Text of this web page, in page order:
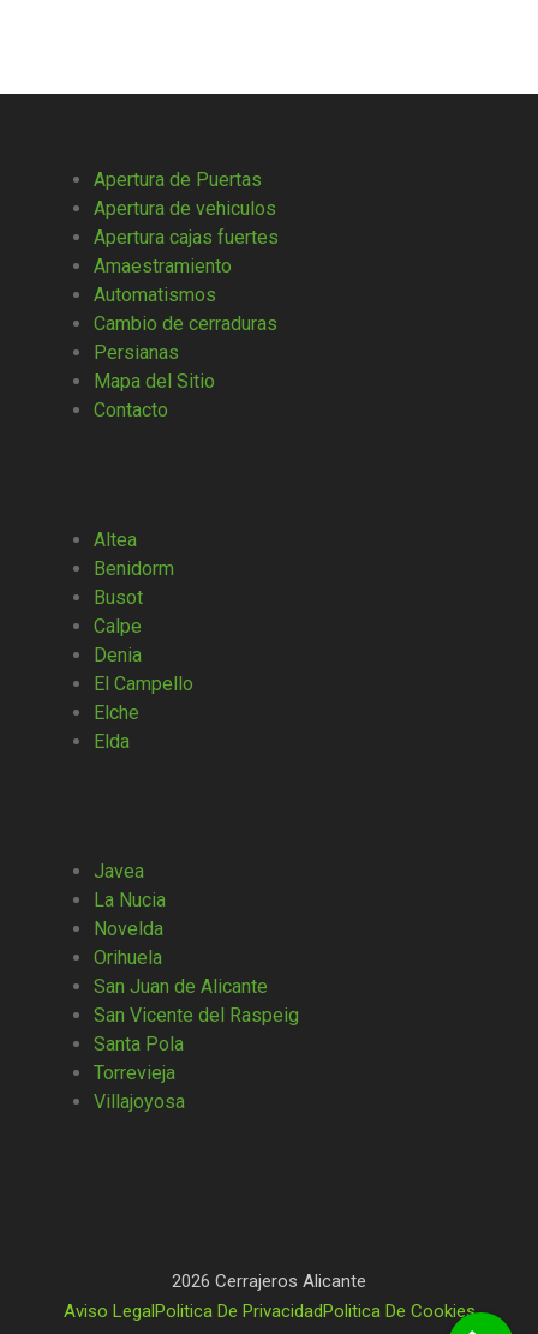
Apertura de Puertas
Apertura de vehiculos
Apertura cajas fuertes
Amaestramiento
Automatismos
Cambio de cerraduras
Persianas
Mapa del Sitio
Contacto
Altea
Benidorm
Busot
Calpe
Denia
El Campello
Elche
Elda
Javea
La Nucia
Novelda
Orihuela
San Juan de Alicante
San Vicente del Raspeig
Santa Pola
Torrevieja
Villajoyosa
2026 Cerrajeros Alicante
Aviso LegalPolitica De PrivacidadPolitica De Cookies